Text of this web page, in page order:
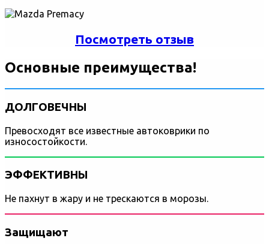
Посмотреть отзыв
Основные преимущества!
ДОЛГОВЕЧНЫ
Превосходят все известные автоковрики по
износостойкости.
ЭФФЕКТИВНЫ
Не пахнут в жару и не трескаются в морозы.
Защищают